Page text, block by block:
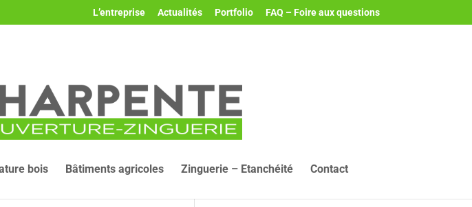
L’entreprise Actualités Portfolio FAQ – Foire aux questions
bois Bâtiments agricoles Zinguerie – Etanchéité Contact